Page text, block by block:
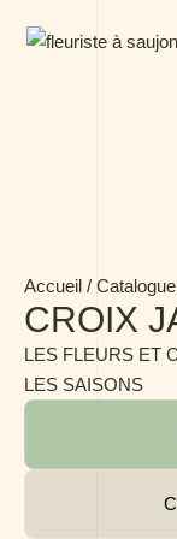
Accueil / Catalogue
CROIX
LES FLEURS ET
LES SAISONS